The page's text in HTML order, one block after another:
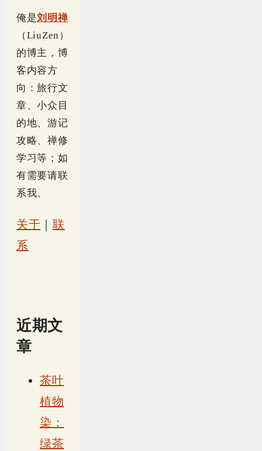
俺是刘明禅
（LiuZen）
的博主，博
客内容方
向：旅行文
章、小众目
的地、游记
攻略、禅修
学习等；如
有需要请联
系我。
关于 ｜联
系
近期文
章
茶叶
植物
染：
绿茶